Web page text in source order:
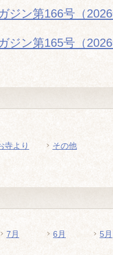
ジン第166号（
ジン第165号（
寺より その他
7月 6月 5月